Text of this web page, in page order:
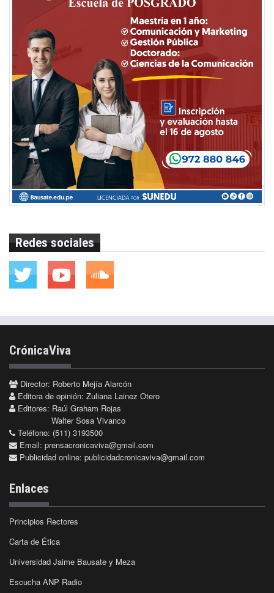
Redes sociales
CrónicaViva
Director: Roberto Mejía Alarcón
Editora de opinión: Zuliana Lainez Otero
Editores: Raúl Graham Rojas
Walter Sosa Vivanco
Teléfono: (511) 3193500
Email: prensacronicaviva@gmail.com
Publicidad online: publicidadcronicaviva@gmail.com
Enlaces
Principios Rectores
Carta de Ética
Universidad Jaime Bausate y Meza
Escucha ANP Radio